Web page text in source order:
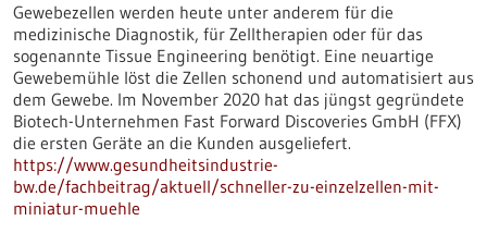
Gewebezellen werden heute unter anderem für die
medizinische Diagnostik, für Zelltherapien oder für das
sogenannte Tissue Engineering benötigt. Eine neuartige
Gewebemühle löst die Zellen schonend und automatisiert aus
dem Gewebe. Im November 2020 hat das jüngst gegründete
Biotech-Unternehmen Fast Forward Discoveries GmbH (FFX)
die ersten Geräte an die Kunden ausgeliefert.
https://www.gesundheitsindustrie-
bw.de/fachbeitrag/aktuell/schneller-zu-einzelzellen-mit-
miniatur-muehle